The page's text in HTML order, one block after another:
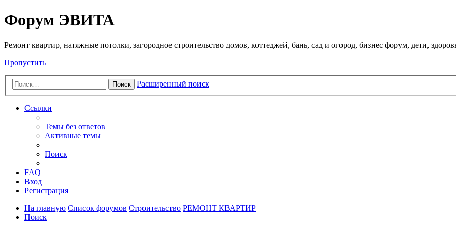
Регистрация
Форум ЭВИТА
Ремонт квартир, натяжные потолки, загородное строительство домов, коттеджей, бань, сад и огород, бизнес форум, дети,
Пропустить
Поиск Расширенный поиск
Ссылки
Темы без ответов
Активные темы
Поиск
FAQ
Вход
Регистрация
На главную Список форумов Строительство РЕМОНТ КВАРТИР
Поиск